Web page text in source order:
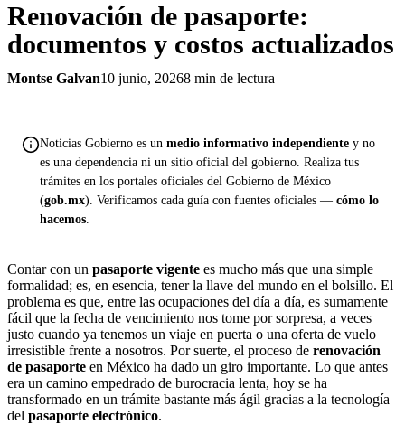
Renovación de pasaporte:
documentos y costos actualizados
Montse Galvan10 junio, 20268 min de lectura
Noticias Gobierno es un medio informativo independiente y no
es una dependencia ni un sitio oficial del gobierno. Realiza tus
trámites en los portales oficiales del Gobierno de México
(gob.mx). Verificamos cada guía con fuentes oficiales — cómo lo
hacemos.
Contar con un pasaporte vigente es mucho más que una simple
formalidad; es, en esencia, tener la llave del mundo en el bolsillo. El
problema es que, entre las ocupaciones del día a día, es sumamente
fácil que la fecha de vencimiento nos tome por sorpresa, a veces
justo cuando ya tenemos un viaje en puerta o una oferta de vuelo
irresistible frente a nosotros. Por suerte, el proceso de renovación
de pasaporte en México ha dado un giro importante. Lo que antes
era un camino empedrado de burocracia lenta, hoy se ha
transformado en un trámite bastante más ágil gracias a la tecnología
del pasaporte electrónico.